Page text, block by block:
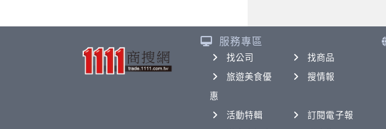
服務專區
找公司
找商品
旅遊美食優
惠
搜情報
活動特輯
訂閱電子報